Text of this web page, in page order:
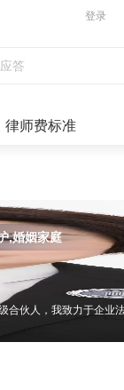
登录
答
律师费标准
,婚姻家庭